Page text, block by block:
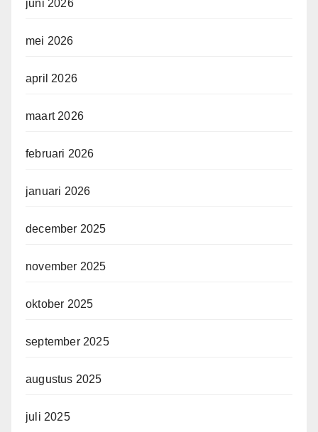
juni 2026
mei 2026
april 2026
maart 2026
februari 2026
januari 2026
december 2025
november 2025
oktober 2025
september 2025
augustus 2025
juli 2025